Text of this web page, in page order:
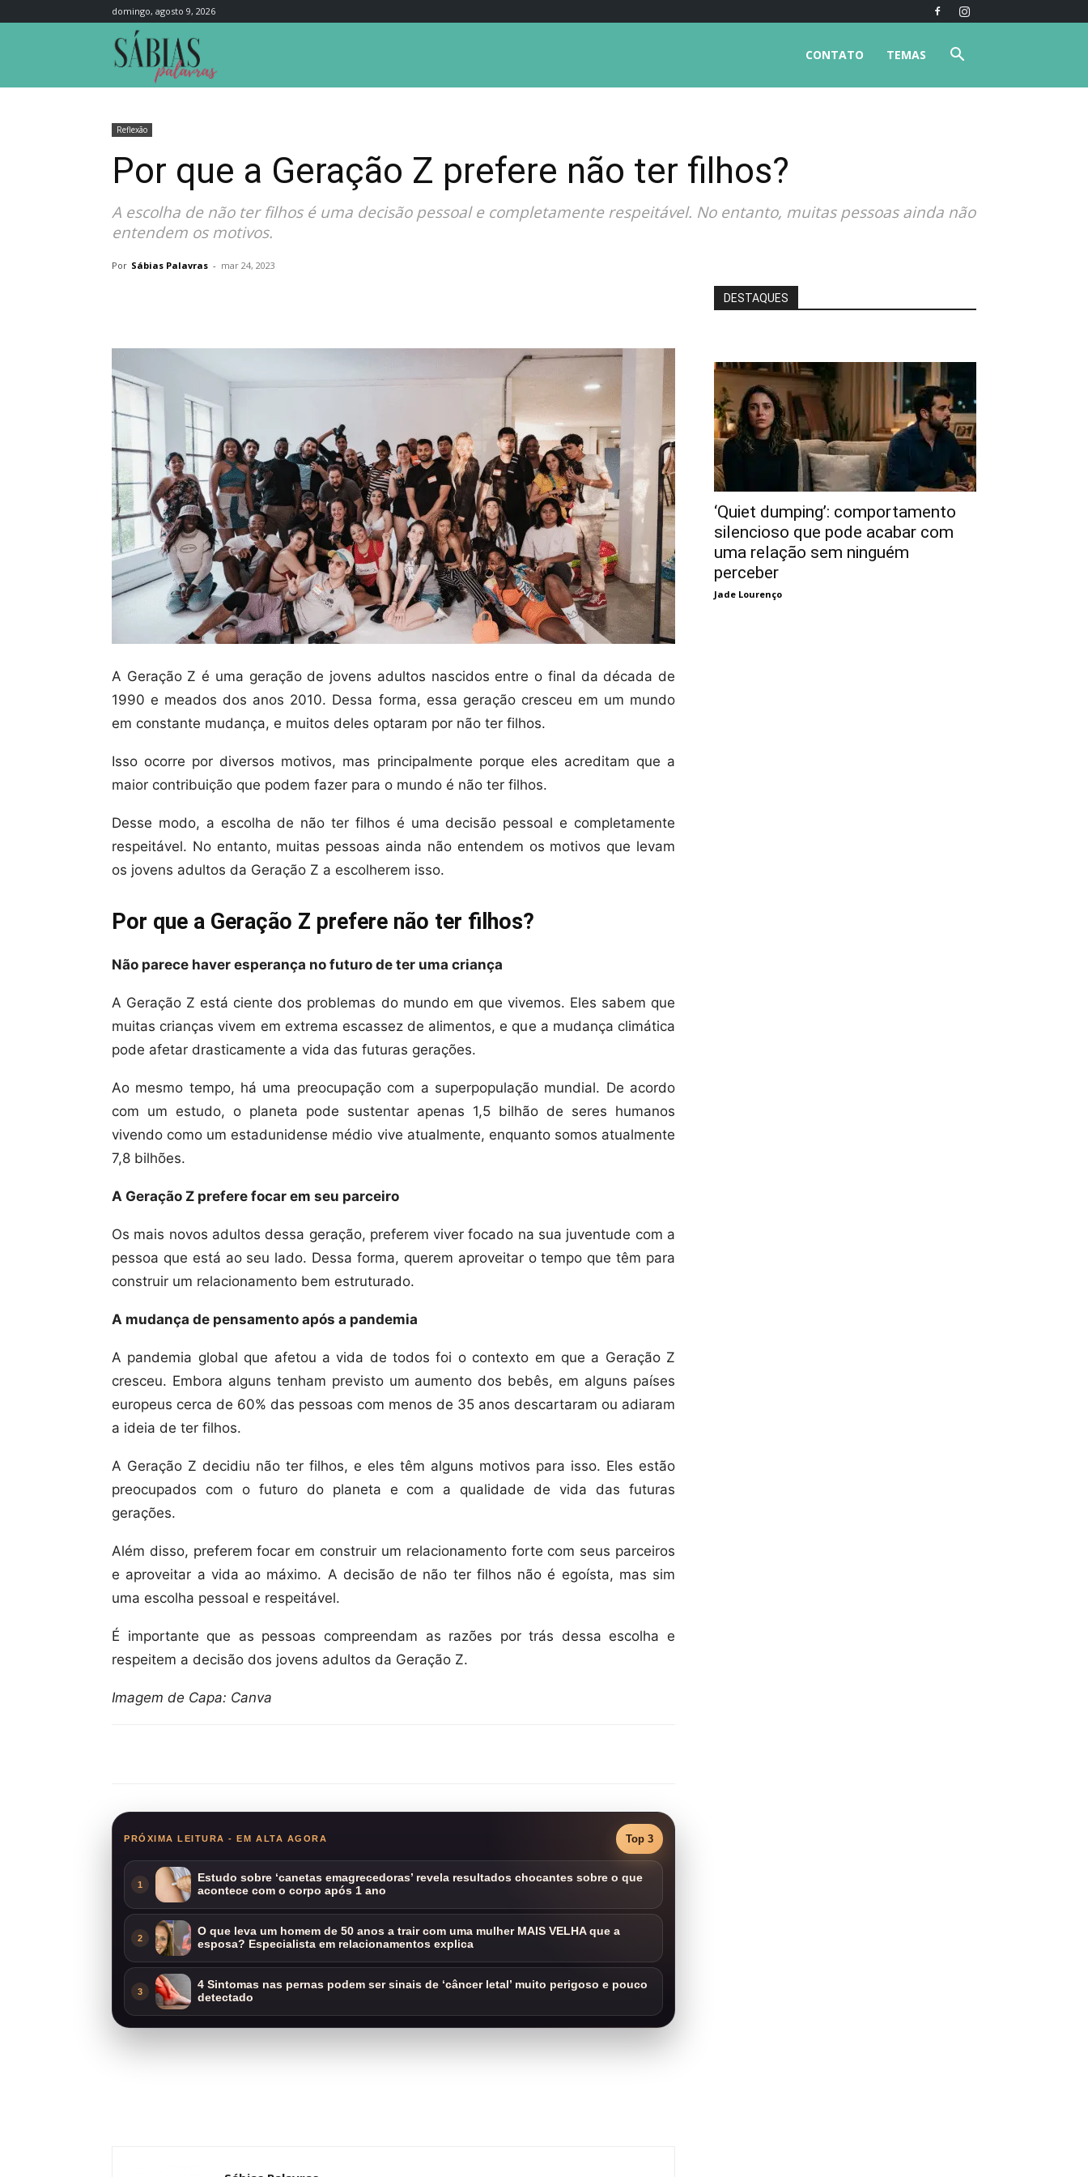
domingo, agosto 9, 2026
TEMAS
CONTATO
Reflexão
Por que a Geração Z prefere não ter filhos?
A escolha de não ter filhos é uma decisão pessoal e completamente respeitável. No entanto, muitas pessoas ainda não
entendem os motivos.
Por Sábias Palavras - mar 24, 2023
A Geração Z é uma geração de jovens adultos nascidos entre o final da década de
1990 e meados dos anos 2010. Dessa forma, essa geração cresceu em um mundo
em constante mudança, e muitos deles optaram por não ter filhos.
Isso ocorre por diversos motivos, mas principalmente porque eles acreditam que a
maior contribuição que podem fazer para o mundo é não ter filhos.
Desse modo, a escolha de não ter filhos é uma decisão pessoal e completamente
respeitável. No entanto, muitas pessoas ainda não entendem os motivos que levam
os jovens adultos da Geração Z a escolherem isso.
Por que a Geração Z prefere não ter filhos?
Não parece haver esperança no futuro de ter uma criança
A Geração Z está ciente dos problemas do mundo em que vivemos. Eles sabem que
muitas crianças vivem em extrema escassez de alimentos, e que a mudança climática
pode afetar drasticamente a vida das futuras gerações.
Ao mesmo tempo, há uma preocupação com a superpopulação mundial. De acordo
com um estudo, o planeta pode sustentar apenas 1,5 bilhão de seres humanos
vivendo como um estadunidense médio vive atualmente, enquanto somos atualmente
7,8 bilhões.
A Geração Z prefere focar em seu parceiro
Os mais novos adultos dessa geração, preferem viver focado na sua juventude com a
pessoa que está ao seu lado. Dessa forma, querem aproveitar o tempo que têm para
construir um relacionamento bem estruturado.
A mudança de pensamento após a pandemia
A pandemia global que afetou a vida de todos foi o contexto em que a Geração Z
cresceu. Embora alguns tenham previsto um aumento dos bebês, em alguns países
europeus cerca de 60% das pessoas com menos de 35 anos descartaram ou adiaram
a ideia de ter filhos.
A Geração Z decidiu não ter filhos, e eles têm alguns motivos para isso. Eles estão
preocupados com o futuro do planeta e com a qualidade de vida das futuras
gerações.
Além disso, preferem focar em construir um relacionamento forte com seus parceiros
e aproveitar a vida ao máximo. A decisão de não ter filhos não é egoísta, mas sim
uma escolha pessoal e respeitável.
É importante que as pessoas compreendam as razões por trás dessa escolha e
respeitem a decisão dos jovens adultos da Geração Z.
Imagem de Capa: Canva
PRÓXIMA LEITURA - EM ALTA AGORA Top 3
1
Estudo sobre ‘canetas emagrecedoras’ revela resultados chocantes sobre o que
acontece com o corpo após 1 ano
2
O que leva um homem de 50 anos a trair com uma mulher MAIS VELHA que a
esposa? Especialista em relacionamentos explica
3
4 Sintomas nas pernas podem ser sinais de ‘câncer letal’ muito perigoso e pouco
detectado
DESTAQUES
‘Quiet dumping’: comportamento
silencioso que pode acabar com
uma relação sem ninguém
perceber
Jade Lourenço